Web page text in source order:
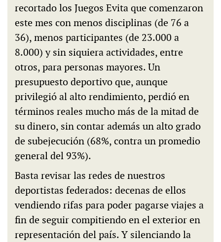
recortado los Juegos Evita que comenzaron
este mes con menos disciplinas (de 76 a
36), menos participantes (de 23.000 a
8.000) y sin siquiera actividades, entre
otros, para personas mayores. Un
presupuesto deportivo que, aunque
privilegió al alto rendimiento, perdió en
términos reales mucho más de la mitad de
su dinero, sin contar además un alto grado
de subejecución (68%, contra un promedio
general del 93%).
Basta revisar las redes de nuestros
deportistas federados: decenas de ellos
vendiendo rifas para poder pagarse viajes a
fin de seguir compitiendo en el exterior en
representación del país. Y silenciando la